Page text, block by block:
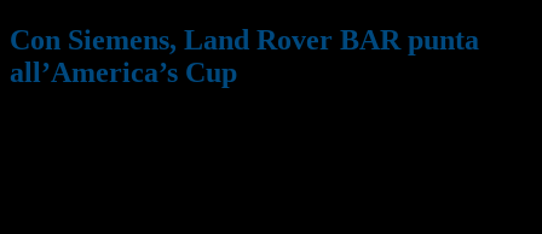
Con Siemens, Land Rover BAR punta
all’America’s Cup